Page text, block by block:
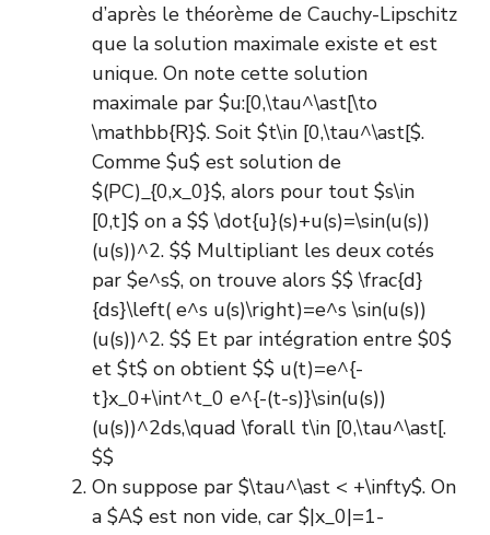
d’après le théorème de Cauchy-Lipschitz
que la solution maximale existe et est
unique. On note cette solution
maximale par $u:[0,\tau^\ast[\to
\mathbb{R}$. Soit $t\in [0,\tau^\ast[$.
Comme $u$ est solution de
$(PC)_{0,x_0}$, alors pour tout $s\in
[0,t]$ on a $$ \dot{u}(s)+u(s)=\sin(u(s))
(u(s))^2. $$ Multipliant les deux cotés
par $e^s$, on trouve alors $$ \frac{d}
{ds}\left( e^s u(s)\right)=e^s \sin(u(s))
(u(s))^2. $$ Et par intégration entre $0$
et $t$ on obtient $$ u(t)=e^{-
t}x_0+\int^t_0 e^{-(t-s)}\sin(u(s))
(u(s))^2ds,\quad \forall t\in [0,\tau^\ast[.
$$
On suppose par $\tau^\ast < +\infty$. On
a $A$ est non vide, car $|x_0|=1-